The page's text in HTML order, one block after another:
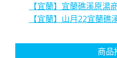
【宜蘭】宜蘭礁溪原湯
【宜蘭】山月22宜蘭
商品